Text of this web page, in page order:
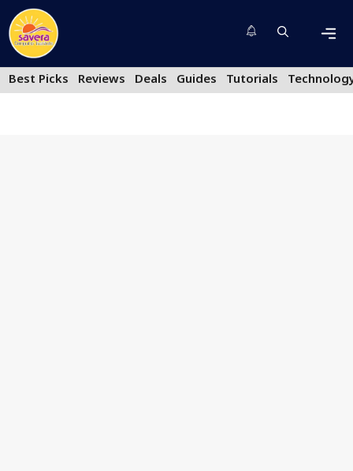
Skip
to
content
Best Picks
Reviews Deals Guides Tutorials